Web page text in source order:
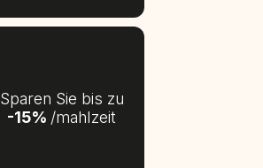
Sparen Sie bis zu
-15% /mahlzeit